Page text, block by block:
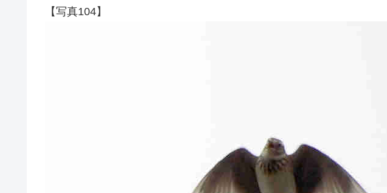
【写真104】